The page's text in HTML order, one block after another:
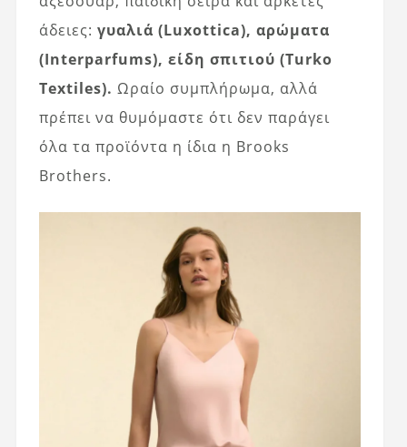
άδειες: γυαλιά (Luxottica), αρώματα
(Interparfums), είδη σπιτιού (Turko
Textiles). Ωραίο συμπλήρωμα, αλλά
πρέπει να θυμόμαστε ότι δεν παράγει
όλα τα προϊόντα η ίδια η Brooks
Brothers.